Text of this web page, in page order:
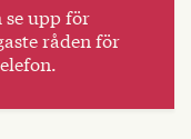
se upp för
råden för